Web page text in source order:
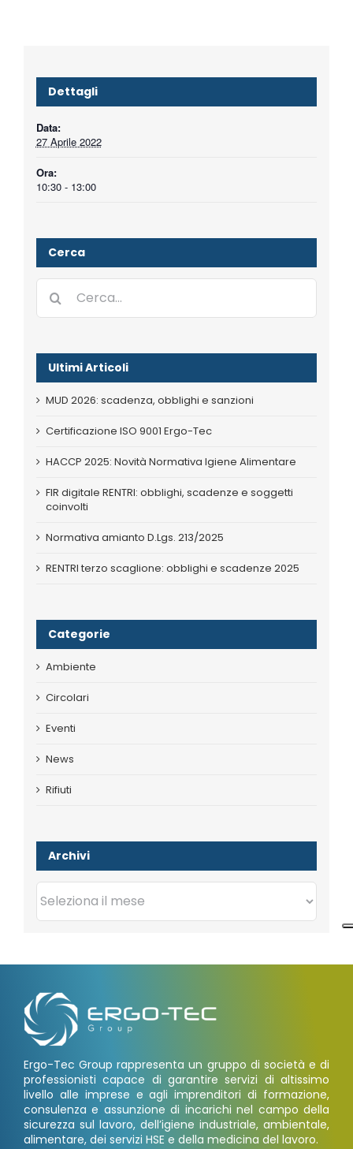
Dettagli
Data:
27 Aprile 2022
Ora:
10:30 - 13:00
Cerca
Cerca
per:
Ultimi Articoli
MUD 2026: scadenza, obblighi e sanzioni
Certificazione ISO 9001 Ergo-Tec
HACCP 2025: Novità Normativa Igiene Alimentare
FIR digitale RENTRI: obblighi, scadenze e soggetti
coinvolti
Normativa amianto D.Lgs. 213/2025
RENTRI terzo scaglione: obblighi e scadenze 2025
Categorie
Ambiente
Circolari
Eventi
News
Rifiuti
Archivi
Archivi
Ergo-Tec Group rappresenta un gruppo di società e di
professionisti capace di garantire servizi di altissimo
livello alle imprese e agli imprenditori di formazione,
consulenza e assunzione di incarichi nel campo della
sicurezza sul lavoro, dell’igiene industriale, ambientale,
alimentare, dei servizi HSE e della medicina del lavoro.